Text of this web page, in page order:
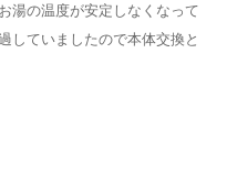
湯の温度が安定しなくなって
していましたので本体交換と